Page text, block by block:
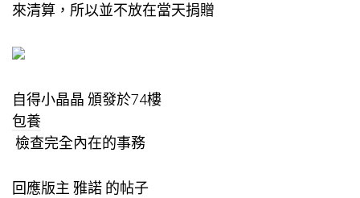
來清算，所以並不放在當天捐贈
自得小晶晶 頒發於74樓
包養
檢查完全內在的事務
回應版主 雅諾 的帖子